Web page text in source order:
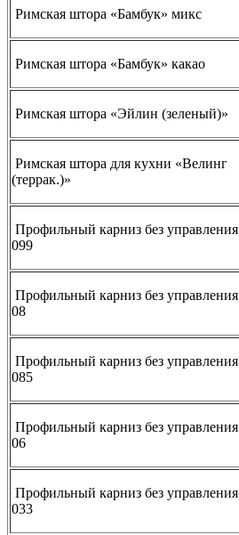
Римская штора «Бамбук» микс
Римская штора «Бамбук» какао
Римская штора «Эйлин (зеленый)»
Римская штора для кухни «Велинг
(террак.)»
Профильный карниз без управления
099
Профильный карниз без управления
08
Профильный карниз без управления
085
Профильный карниз без управления
06
Профильный карниз без управления
033